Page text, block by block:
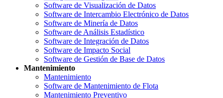
Software de Visualización de Datos
Software de Intercambio Electrónico de Datos
Software de Minería de Datos
Software de Análisis Estadístico
Software de Integración de Datos
Software de Impacto Social
Software de Gestión de Base de Datos
Mantenimiento
Mantenimiento
Software de Mantenimiento de Flota
Mantenimiento Preventivo